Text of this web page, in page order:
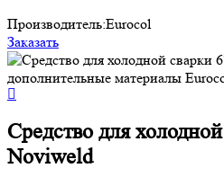
Производитель:Eurocol
Заказать
Средство для
Noviweld